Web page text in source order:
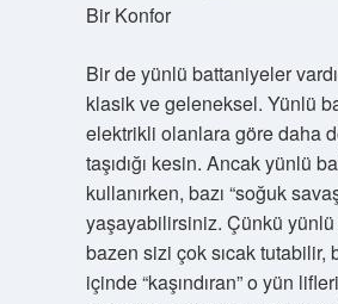
Bir Konfor
Bir de yünlü battaniyeler
klasik ve geleneksel. Yünlü
elektrikli olanlara göre daha
taşıdığı kesin. Ancak yünlü
kullanırken, bazı “soğuk
yaşayabilirsiniz. Çünkü
bazen sizi çok sıcak tutabilir,
içinde “kaşındıran” o yün